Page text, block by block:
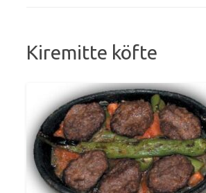
Kiremitte köfte